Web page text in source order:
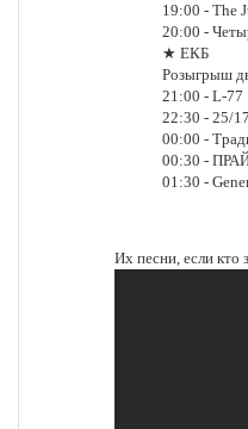
19:00 - The
20:00 -
★ ЕКБ
Розыгрыш
21:00 - L-77
22:30 - 25/
00:00 -
00:30 -
01:30 -
Их песни, если кто